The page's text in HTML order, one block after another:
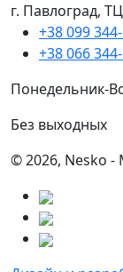
г. Павлоград,
+38 099
+38 066
Понедельник-
Без выходных
© 2026, Nesko -